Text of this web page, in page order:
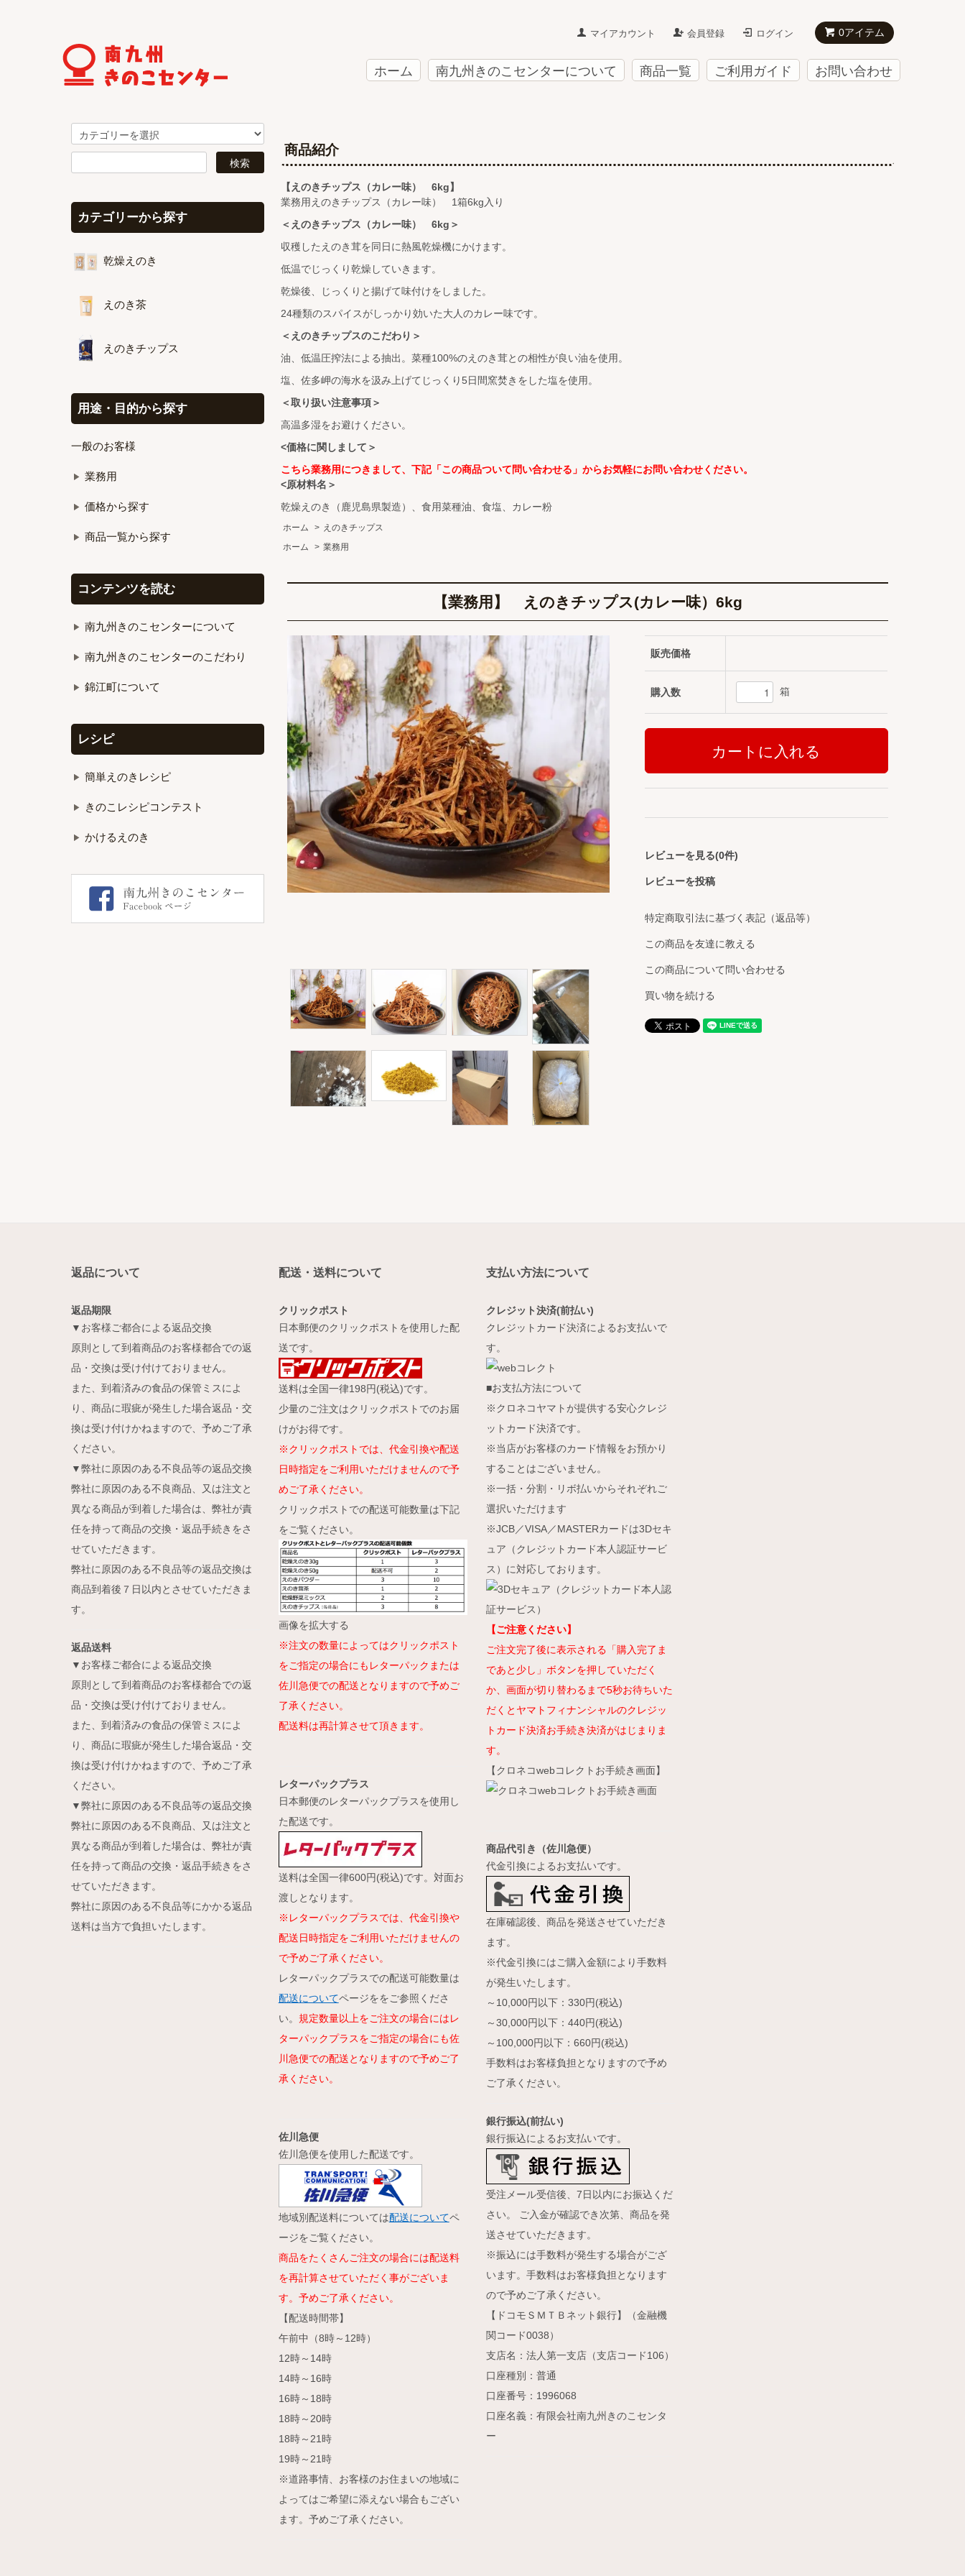
0アイテム
マイアカウント 会員登録 ログイン
ホーム 南九州きのこセンターについて 商品一覧 ご利用ガイド お問い合わせ
商品紹介
【えのきチップス（カレー味） 6kg】
業務用えのきチップス（カレー味） 1箱6kg入り
＜えのきチップス（カレー味） 6kg＞
収穫したえのき茸を同日に熱風乾燥機にかけます。
低温でじっくり乾燥していきます。
乾燥後、じっくりと揚げて味付けをしました。
24種類のスパイスがしっかり効いた大人のカレー味です。
＜えのきチップスのこだわり＞
油、低温圧搾法による抽出。菜種100%のえのき茸との相性が良い油を使用。
塩、佐多岬の海水を汲み上げてじっくり5日間窯焚きをした塩を使用。
＜取り扱い注意事項＞
高温多湿をお避けください。
<価格に関しまして＞
こちら業務用につきまして、下記「この商品ついて問い合わせる」からお気軽にお問い合わせください。
<原材料名＞
乾燥えのき（鹿児島県製造）、食用菜種油、食塩、カレー粉
ホーム > えのきチップス
ホーム
> 業務用
【業務用】 えのきチップス(カレー味）6kg
販売価格
購入数 箱
レビューを見る(0件)
レビューを投稿
特定商取引法に基づく表記（返品等）
この商品を友達に教える
この商品について問い合わせる
買い物を続ける
カテゴリーから探す
乾燥えのき
えのき茶
えのきチップス
用途・目的から探す
一般のお客様
業務用
価格から探す
商品一覧から探す
コンテンツを読む
南九州きのこセンターについて
南九州きのこセンターのこだわり
錦江町について
レシピ
簡単えのきレシピ
きのこレシピコンテスト
かけるえのき
返品について
返品期限
▼お客様ご都合による返品交換
原則として到着商品のお客様都合での返
品・交換は受け付けておりません。
また、到着済みの食品の保管ミスによ
り、商品に瑕疵が発生した場合返品・交
換は受け付けかねますので、予めご了承
ください。
▼弊社に原因のある不良品等の返品交換
弊社に原因のある不良商品、又は注文と
異なる商品が到着した場合は、弊社が責
任を持って商品の交換・返品手続きをさ
せていただきます。
弊社に原因のある不良品等の返品交換は
商品到着後７日以内とさせていただきま
す。
返品送料
▼お客様ご都合による返品交換
原則として到着商品のお客様都合での返
品・交換は受け付けておりません。
また、到着済みの食品の保管ミスによ
り、商品に瑕疵が発生した場合返品・交
換は受け付けかねますので、予めご了承
ください。
▼弊社に原因のある不良品等の返品交換
弊社に原因のある不良商品、又は注文と
異なる商品が到着した場合は、弊社が責
任を持って商品の交換・返品手続きをさ
せていただきます。
弊社に原因のある不良品等にかかる返品
送料は当方で負担いたします。
配送・送料について
クリックポスト
日本郵便のクリックポストを使用した配
送です。
送料は全国一律198円(税込)です。
少量のご注文はクリックポストでのお届
けがお得です。
※クリックポストでは、代金引換や配送
日時指定をご利用いただけませんので予
めご了承ください。
クリックポストでの配送可能数量は下記
をご覧ください。
画像を拡大する
※注文の数量によってはクリックポスト
をご指定の場合にもレターパックまたは
佐川急便での配送となりますので予めご
了承ください。
配送料は再計算させて頂きます。
レターパックプラス
日本郵便のレターパックプラスを使用し
た配送です。
送料は全国一律600円(税込)です。対面お
渡しとなります。
※レターパックプラスでは、代金引換や
配送日時指定をご利用いただけませんの
で予めご了承ください。
レターパックプラスでの配送可能数量は
配送についてページををご参照くださ
い。 規定数量以上をご注文の場合にはレ
ターパックプラスをご指定の場合にも佐
川急便での配送となりますので予めご了
承ください。
佐川急便
佐川急便を使用した配送です。
地域別配送料については配送についてペ
ージをご覧ください。
商品をたくさんご注文の場合には配送料
を再計算させていただく事がございま
す。予めご了承ください。
【配送時間帯】
午前中（8時～12時）
12時～14時
14時～16時
16時～18時
18時～20時
18時～21時
19時～21時
※道路事情、お客様のお住まいの地域に
よってはご希望に添えない場合もござい
ます。予めご了承ください。
支払い方法について
クレジット決済(前払い)
クレジットカード決済によるお支払いで
す。
■お支払方法について
※クロネコヤマトが提供する安心クレジ
ットカード決済です。
※当店がお客様のカード情報をお預かり
することはございません。
※一括・分割・リボ払いからそれぞれご
選択いただけます
※JCB／VISA／MASTERカードは3Dセキ
ュア（クレジットカード本人認証サービ
ス）に対応しております。
【ご注意ください】
ご注文完了後に表示される「購入完了ま
であと少し」ボタンを押していただく
か、画面が切り替わるまで5秒お待ちいた
だくとヤマトフィナンシャルのクレジッ
トカード決済お手続き決済がはじまりま
す。
【クロネコwebコレクトお手続き画面】
商品代引き（佐川急便）
代金引換によるお支払いです。
在庫確認後、商品を発送させていただき
ます。
※代金引換にはご購入金額により手数料
が発生いたします。
～10,000円以下：330円(税込)
～30,000円以下：440円(税込)
～100,000円以下：660円(税込)
手数料はお客様負担となりますので予め
ご了承ください。
銀行振込(前払い)
銀行振込によるお支払いです。
受注メール受信後、7日以内にお振込くだ
さい。 ご入金が確認でき次第、商品を発
送させていただきます。
※振込には手数料が発生する場合がござ
います。手数料はお客様負担となります
ので予めご了承ください。
【ドコモＳＭＴＢネット銀行】（金融機
関コード0038）
支店名：法人第一支店（支店コード106）
口座種別：普通
口座番号：1996068
口座名義：有限会社南九州きのこセンタ
ー